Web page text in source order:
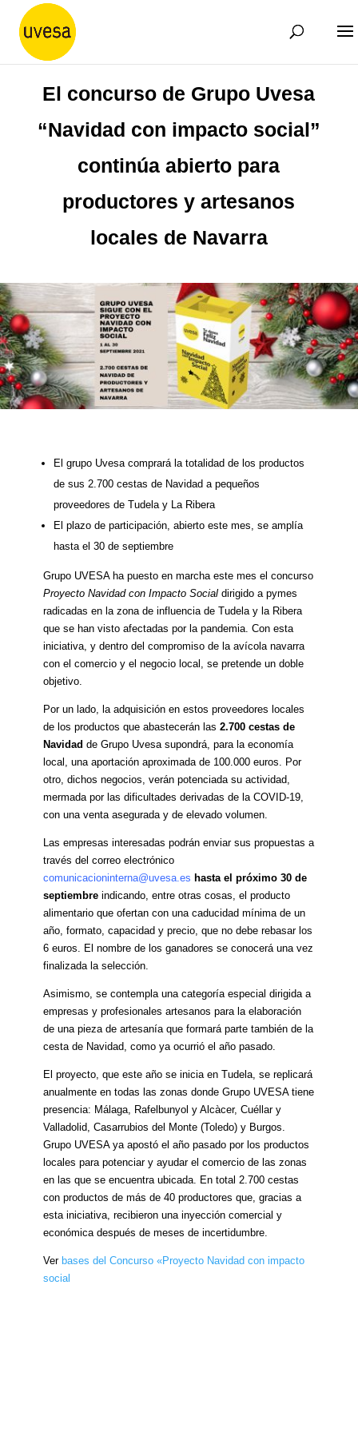
El concurso de Grupo Uvesa
“Navidad con impacto social”
continúa abierto para
productores y artesanos
locales de Navarra
El grupo Uvesa comprará la totalidad de los productos
de sus 2.700 cestas de Navidad a pequeños
proveedores de Tudela y La Ribera
El plazo de participación, abierto este mes, se amplía
hasta el 30 de septiembre
Grupo UVESA ha puesto en marcha este mes el concurso
Proyecto Navidad con Impacto Socialdirigido a pymes
radicadas en la zona de influencia de Tudela y la Ribera
que se han visto afectadas por la pandemia. Con esta
iniciativa, y dentro del compromiso de la avícola navarra
con el comercio y el negocio local, se pretende un doble
objetivo.
Por un lado, la adquisición en estos proveedores locales
de los productos que abastecerán las 2.700 cestas de
Navidad de Grupo Uvesa supondrá, para la economía
local, una aportación aproximada de 100.000 euros. Por
otro, dichos negocios, verán potenciada su actividad,
mermada por las dificultades derivadas de la COVID-19,
con una venta asegurada y de elevado volumen.
Las empresas interesadas podrán enviar sus propuestas a
través del correo electrónico
comunicacioninterna@uvesa.es hasta el próximo 30 de
septiembreindicando, entre otras cosas, el producto
alimentario que ofertan con una caducidad mínima de un
año, formato, capacidad y precio, que no debe rebasar los
6 euros. El nombre de los ganadores se conocerá una vez
finalizada la selección.
Asimismo, se contempla una categoría especial dirigida a
empresas y profesionales artesanos para la elaboración
de una pieza de artesanía que formará parte también de la
cesta de Navidad, como ya ocurrió el año pasado.
El proyecto, que este año se inicia en Tudela, se replicará
anualmente en todas las zonas donde Grupo UVESA tiene
presencia: Málaga, Rafelbunyol y Alcàcer, Cuéllar y
Valladolid, Casarrubios del Monte (Toledo) y Burgos.
Grupo UVESA ya apostó el año pasado por los productos
locales para potenciar y ayudar el comercio de las zonas
en las que se encuentra ubicada. En total 2.700 cestas
con productos de más de 40 productores que, gracias a
esta iniciativa, recibieron una inyección comercial y
económica después de meses de incertidumbre.
Verbases del Concurso «Proyecto Navidad con impacto
social